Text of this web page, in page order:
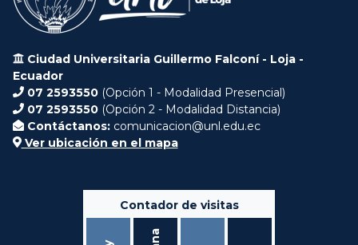
Ciudad Universitaria Guillermo Falconí - Loja -
Ecuador
07 2593550 (Opción 1 - Modalidad Presencial)
07 2593550 (Opción 2 - Modalidad Distancia)
Contáctanos: comunicacion@unl.edu.ec
Ver ubicación en el mapa
Contador de visitas